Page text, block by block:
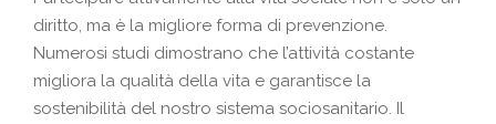
diritto, ma è la migliore forma di prevenzione.
Numerosi studi dimostrano che l’attività costante
migliora la qualità della vita e garantisce la
sostenibilità del nostro sistema sociosanitario. Il